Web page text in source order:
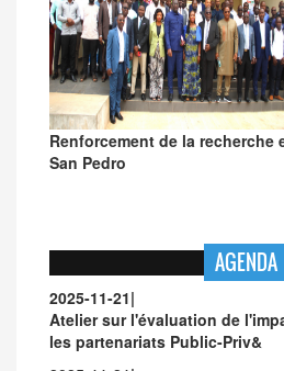
Renforcement de la recherche
San Pedro
AGENDA
2025-11-21|
Atelier sur l'évaluation de
les partenariats Public-Priv&